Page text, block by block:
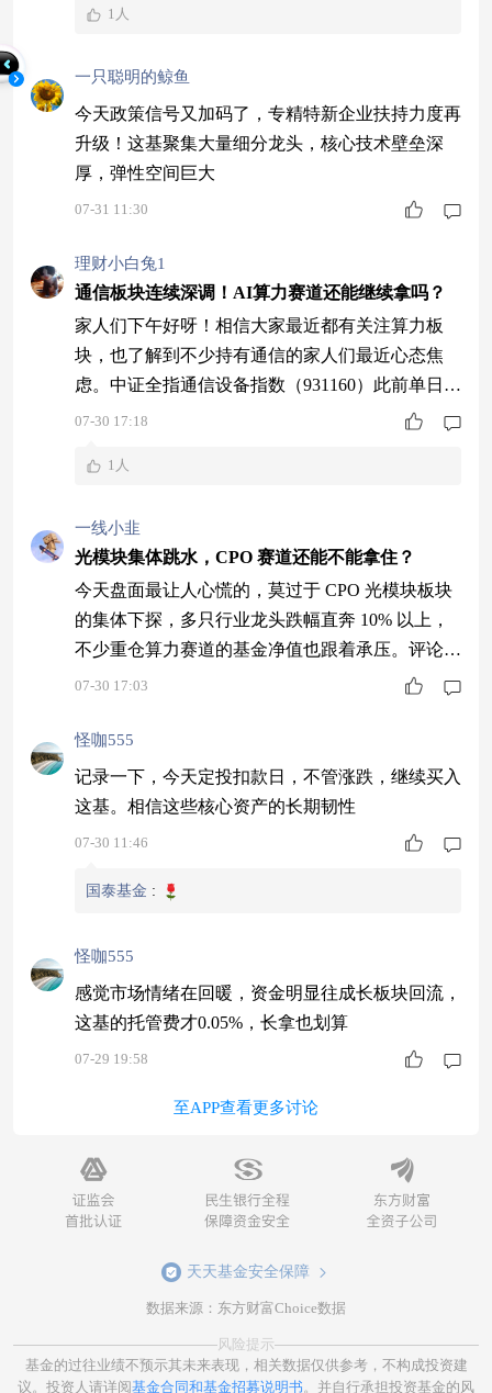
1人
一只聪明的鲸鱼
今天政策信号又加码了，专精特新企业扶持力度再
升级！这基聚集大量细分龙头，核心技术壁垒深
厚，弹性空间巨大
07-31 11:30
理财小白兔1
通信板块连续深调！AI算力赛道还能继续拿吗？
家人们下午好呀！相信大家最近都有关注算力板
块，也了解到不少持有通信的家人们最近心态焦
虑。中证全指通信设备指数（931160）此前单日大
跌10.29%，今日调整幅度7.69%，光模块、CPO全
赛道基本面，这赛道还能继续拿吗？ 为啥跌得这
块涨幅巨大，资金扎堆抱团，市场风险偏好回落，
获利盘集中出逃，放大跌幅。 2
07-30 17:18
1人
一线小韭
光模块集体跳水，CPO 赛道还能不能拿住？
今天盘面最让人心慌的，莫过于 CPO 光模块板块
的集体下探，多只行业龙头跌幅直奔 10% 以上，
不少重仓算力赛道的基金净值也跟着承压。评论区
已经有朋友在问 “是不是主线要换了”“该不该割肉
黑，只讲底层逻辑。 一、这轮杀跌，跌的到底是
什么？ 很多人一跌就到处找 “致命利空”，但翻遍
上市公司公告、机构调研纪要，目前并没有出现订
07-30 17:03
怪咖555
记录一下，今天定投扣款日，不管涨跌，继续买入
这基。相信这些核心资产的长期韧性
07-30 11:46
国泰基金 :
怪咖555
感觉市场情绪在回暖，资金明显往成长板块回流，
这基的托管费才0.05%，长拿也划算
07-29 19:58
至APP查看更多讨论
天天基金安全保障
数据来源：东方财富Choice数据
风险提示
基金的过往业绩不预示其未来表现，相关数据仅供参考，不构成投资建
议。投资人请详阅基金合同和基金招募说明书。并自行承担投资基金的风